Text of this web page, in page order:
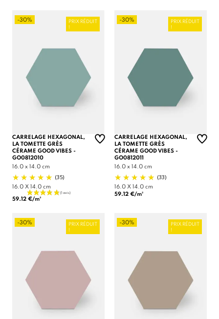
-30%
PRIX RÉDUIT
!
CARRELAGE HEXAGONAL,
LA TOMETTE GRÈS
CÉRAME GOOD VIBES -
GO0812010
16.0 x 14.0 cm
(35)
16.0 X 14.0 cm
59.12 €/m²
-30%
PRIX RÉDUIT
!
CARRELAGE HEXAGONAL,
LA TOMETTE GRÈS
CÉRAME GOOD VIBES -
GO0812011
16.0 x 14.0 cm
(33)
16.0 X 14.0 cm
59.12 €/m²
-30%
PRIX RÉDUIT
!
-30%
PRIX RÉDUIT
!